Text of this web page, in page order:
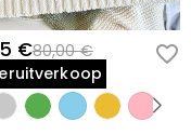
€80,00 €